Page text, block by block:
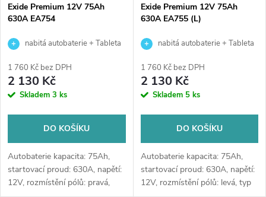
Exide Premium 12V 75Ah
630A EA754
nabitá autobaterie + Tableta
výkup staré baterie při doručení
nebo v prodejně Jinočany
1 760 Kč bez DPH
2 130 Kč
Skladem 3 ks
DO KOŠÍKU
Autobaterie kapacita: 75Ah,
startovací proud: 630A, napětí:
12V, rozmístění pólů: pravá,
Exide Premium 12V 75Ah
630A EA755 (L)
nabitá autobaterie + Tableta
výkup staré baterie při doručení
nebo v prodejně Jinočany
1 760 Kč bez DPH
2 130 Kč
Skladem 5 ks
DO KOŠÍKU
Autobaterie kapacita: 75Ah,
startovací proud: 630A, napětí:
12V, rozmístění pólů: levá, typ